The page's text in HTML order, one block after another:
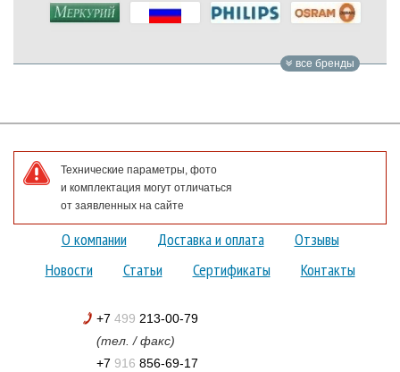
все бренды
Технические параметры, фото
и комплектация могут отличаться
от заявленных на сайте
О компании Доставка и оплата
Отзывы
Новости
Статьи Сертификаты Контакты
+7 499 213-00-79
(тел. / факс)
+7 916 856-69-17